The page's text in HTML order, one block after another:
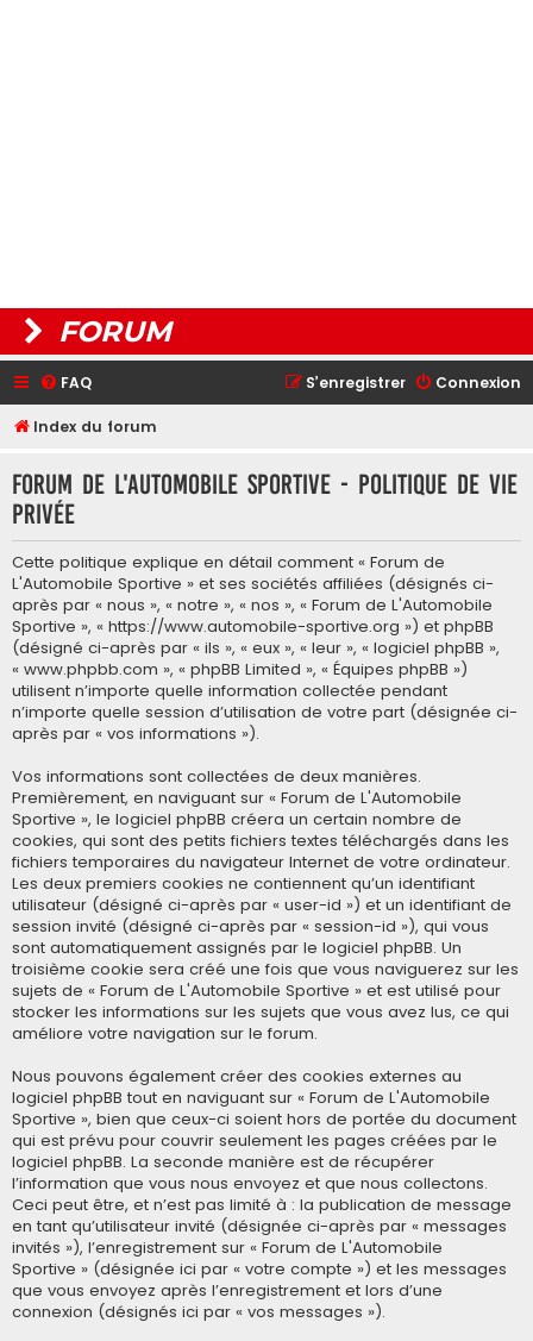
FORUM
FAQ Connexion
S’enregistrer
Index du forum
Forum de L'Automobile Sportive - Politique de vie
privée
Cette politique explique en détail comment « Forum de
L'Automobile Sportive » et ses sociétés affiliées (désignés ci-
après par « nous », « notre », « nos », « Forum de L'Automobile
Sportive », « https://www.automobile-sportive.org ») et phpBB
(désigné ci-après par « ils », « eux », « leur », « logiciel phpBB »,
« www.phpbb.com », « phpBB Limited », « Équipes phpBB »)
utilisent n’importe quelle information collectée pendant
n’importe quelle session d’utilisation de votre part (désignée ci-
après par « vos informations »).
Vos informations sont collectées de deux manières.
Premièrement, en naviguant sur « Forum de L'Automobile
Sportive », le logiciel phpBB créera un certain nombre de
cookies, qui sont des petits fichiers textes téléchargés dans les
fichiers temporaires du navigateur Internet de votre ordinateur.
Les deux premiers cookies ne contiennent qu’un identifiant
utilisateur (désigné ci-après par « user-id ») et un identifiant de
session invité (désigné ci-après par « session-id »), qui vous
sont automatiquement assignés par le logiciel phpBB. Un
troisième cookie sera créé une fois que vous naviguerez sur les
sujets de « Forum de L'Automobile Sportive » et est utilisé pour
stocker les informations sur les sujets que vous avez lus, ce qui
améliore votre navigation sur le forum.
Nous pouvons également créer des cookies externes au
logiciel phpBB tout en naviguant sur « Forum de L'Automobile
Sportive », bien que ceux-ci soient hors de portée du document
qui est prévu pour couvrir seulement les pages créées par le
logiciel phpBB. La seconde manière est de récupérer
l’information que vous nous envoyez et que nous collectons.
Ceci peut être, et n’est pas limité à : la publication de message
en tant qu’utilisateur invité (désignée ci-après par « messages
invités »), l’enregistrement sur « Forum de L'Automobile
Sportive » (désignée ici par « votre compte ») et les messages
que vous envoyez après l’enregistrement et lors d’une
connexion (désignés ici par « vos messages »).